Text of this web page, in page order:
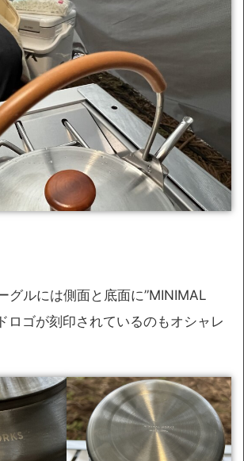
ルには側面と底面に”MINIMAL
ロゴが刻印されているのもオシャレ